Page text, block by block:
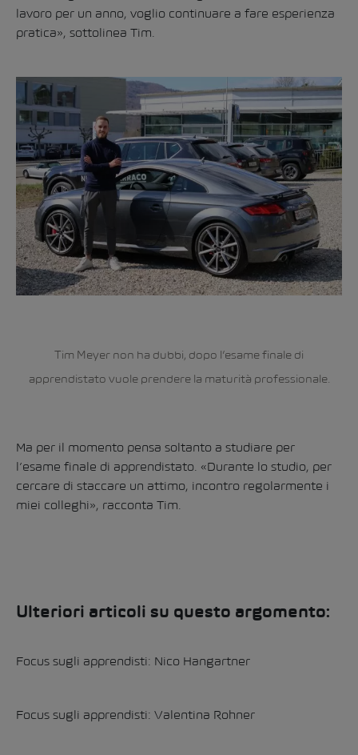
lavoro per un anno, voglio continuare a fare esperienza
pratica», sottolinea Tim.
Tim Meyer non ha dubbi, dopo l’esame finale di
apprendistato vuole prendere la maturità professionale.
Ma per il momento pensa soltanto a studiare per
l’esame finale di apprendistato. «Durante lo studio, per
cercare di staccare un attimo, incontro regolarmente i
miei colleghi», racconta Tim.
Ulteriori articoli su questo argomento:
Focus sugli apprendisti: Nico Hangartner
Focus sugli apprendisti: Valentina Rohner